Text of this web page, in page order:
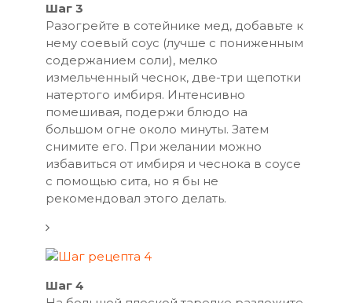
Шаг 3
Разогрейте в сотейнике мед, добавьте к
нему соевый соус (лучше с пониженным
содержанием соли), мелко
измельченный чеснок, две-три щепотки
натертого имбиря. Интенсивно
помешивая, подержи блюдо на
большом огне около минуты. Затем
снимите его. При желании можно
избавиться от имбиря и чеснока в соусе
с помощью сита, но я бы не
рекомендовал этого делать.
Шаг 4